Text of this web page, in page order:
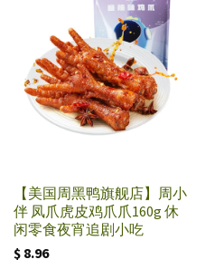
【美国周黑鸭旗舰店】周小
伴 凤爪虎皮鸡爪爪160g 休
闲零食夜宵追剧小吃
$ 8.96